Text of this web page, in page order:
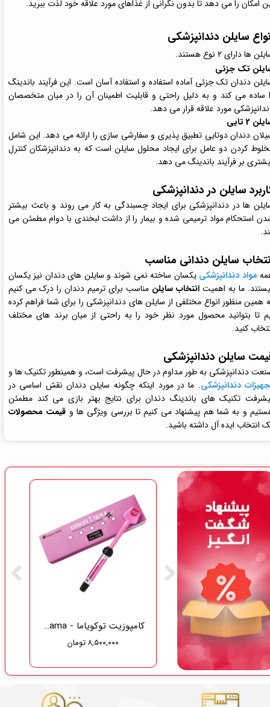
امکان را می‌ دهد تا بدون نگرانی از غذاهای مورد علاقه خود لذت ببرید.
سایلن دندانپزشکی
ها دارای 2 نوع هستند.
تک جزئی
دندان تک جزئی آماده استفاده و استفاده آسان است. این فرآیند باندینگ
ساده می کند و به دلیل راحتی و قابلیت اطمینان آن را در میان متخصصان
مورد علاقه قرار می دهد.
2 تایی
دندان دوتایی تطبیق پذیری و سفارشی سازی را ارائه می دهد. این شامل
کردن دو عامل برای ایجاد محلول سایلن است که به دندانپزشکان کنترل
بر فرآیند باندینگ می دهد.
سایلن در دندانپزشکی
ها در دندانپزشکی برای ایجاد چسبندگی به کار می روند و باعث بیشتر
استحکام مواد ترمیمی شده و بیمار را از داشت لبخندی با دوام مطمئن می
سایلن دندانی مناسب
مواد دندانپزشکی یکسان ساخته نمی شوند و سایلن های دندان نیز یکسان
ما به اهمیتانتخاب سایلن مناسب برای ترمیم دندان را درک می کنیم
همین منظور انواع مختلفی از سایلن های دندانپزشکی را برای شما فراهم کرده
تا بتوانید محصول مورد نظر خود را به راحتی از میان برند های مختلف
کنید.
سایلن دندانپزشکی
دندانپزشکی به طور مداوم در حال پیشرفت است، و همینطور تکنیک ها و
دندانپزشکی. ما در مورد اینکه چگونه سایلن دندان نقش اساسی در
تکنیک ‌های باندینگ دندان برای نتایج بهتر بازی می ‌کند مطمئن
و به شما هم پیشنهاد می کنیم تا بررسی ویژگی ها و قیمت محصولات
انتخاب ایده آل داشته باشید.​​​​​​​
کامپوزیت توکویاما - Tokuyama
۸,۵۰۰,۰۰۰ تومان
گاز دندانپزشکی نفیس طب سلامت
۳۷۵,۰۰۰ تومان